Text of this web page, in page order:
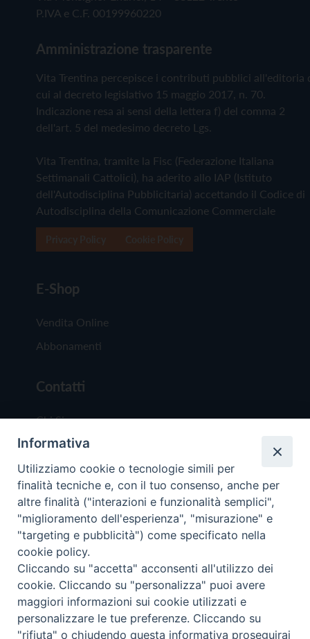
P.IVA e C.F. 00199960220
Amministrazione trasparente
Vita Trentina percepisce i contributi pubblici all'editoria
cui al decreto legislativo 15 maggio 2017, n. 70.
Indicazione resa ai sensi della lettera f) del comma 2
dell'art. 5 del medesimo decreto Lgs.
Vita Trentina, tramite la Fisc (Federazione Italiana
Settimanali Cattolici), ha aderito allo IAP (Istituto
dell'Autodisciplina Pubblicitaria) accettando il Codice di
Autodisciplina della Comunicazione Commerciale
E-Shop
Vendita Online
Abbonamenti
Contatti
Chi Siamo
Redazione
Scrivici
Copyright © 2019 - Tutti i diritti riservati - Vita
Trentina Editrice
Privacy Policy
Torna
Informativa
Utilizziamo cookie o tecnologie simili per
finalità tecniche e, con il tuo consenso, anche per
altre finalità ("interazioni e funzionalità semplici",
"miglioramento dell'esperienza", "misurazione" e
"targeting e pubblicità") come specificato nella
cookie policy.
Cliccando su "accetta" acconsenti all'utilizzo dei
cookie. Cliccando su "personalizza" puoi avere
maggiori informazioni sui cookie utilizzati e
personalizzare le tue preferenze. Cliccando su
"rifiuta" o chiudendo questa informativa proseguirai